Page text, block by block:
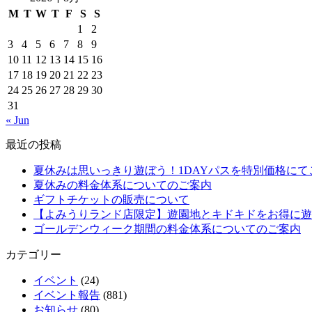
M T W T F S
S
1
2
3
4 5 6 7 8
9
10 11 12 13 14 15 16
17 18 19 20 21 22 23
24 25 26 27 28 29 30
31
« Jun
最近の投稿
夏休みは思いっきり遊ぼう！1DAYパスを特別価格にて
夏休みの料金体系についてのご案内
ギフトチケットの販売について
【よみうりランド店限定】遊園地とキドキドをお得に
ゴールデンウィーク期間の料金体系についてのご案内
カテゴリー
イベント (24)
イベント報告 (881)